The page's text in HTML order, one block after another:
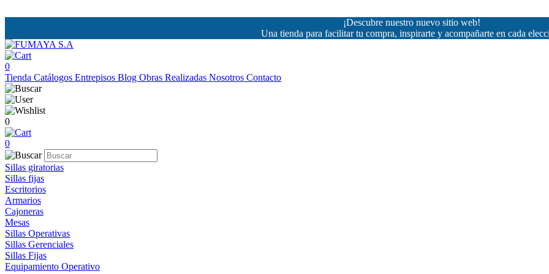
¡Descubre nuestro nuevo sitio web!
Una tienda para facilitar tu compra, inspirarte y acompañarte en cada
0
Tienda Catálogos Entrepisos Blog Obras Realizadas Nosotros Contacto
0
0
Sillas giratorias
Sillas fijas
Escritorios
Armarios
Cajoneras
Mesas
Sillas Operativas
Sillas Gerenciales
Sillas Fijas
Equipamiento Operativo